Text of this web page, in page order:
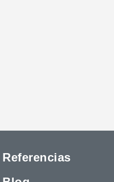
Referencias